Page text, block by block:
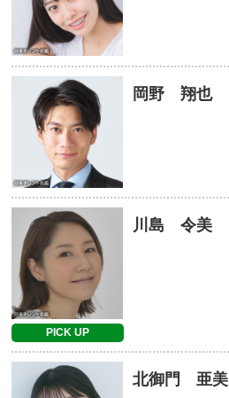
岡野 翔也
PICK UP
川島 令美
北御門 亜美